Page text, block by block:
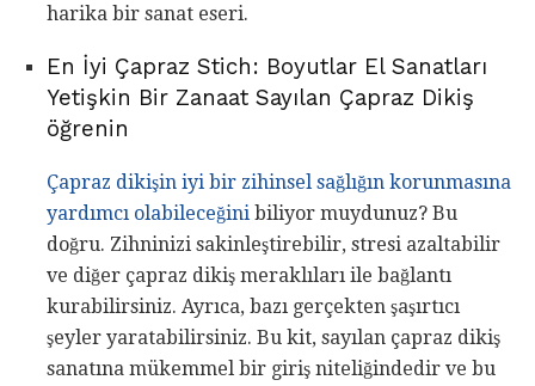
harika bir sanat eseri.
En İyi Çapraz Stich: Boyutlar El Sanatları
Yetişkin Bir Zanaat Sayılan Çapraz Dikiş
öğrenin
Çapraz dikişin iyi bir zihinsel sağlığın korunmasına
yardımcı olabileceğini biliyor muydunuz? Bu
doğru. Zihninizi sakinleştirebilir, stresi azaltabilir
ve diğer çapraz dikiş meraklıları ile bağlantı
kurabilirsiniz. Ayrıca, bazı gerçekten şaşırtıcı
şeyler yaratabilirsiniz. Bu kit, sayılan çapraz dikiş
sanatına mükemmel bir giriş niteliğindedir ve bu